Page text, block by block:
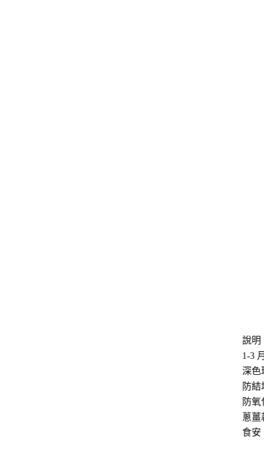
說明
1-3
深色
防結
防氧
蔥薑
食安